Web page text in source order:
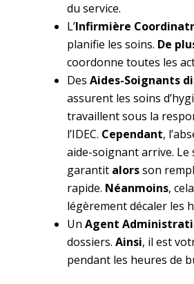
du service.
L’Infirmière
planifie les soins. De
coordonne toutes les
Des Aides-Soignants
assurent les soins
travaillent sous la
l’IDEC. Cependant,
aide-soignant arrive. Le
garantit alorsson
rapide. Néanmoins,
légèrement décaler les
Un Agent
dossiers. Ainsi, il est
pendant les heures de